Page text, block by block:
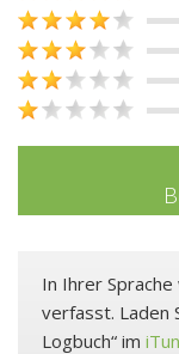
In Ihrer
verfasst. Laden
Logbuch“ im